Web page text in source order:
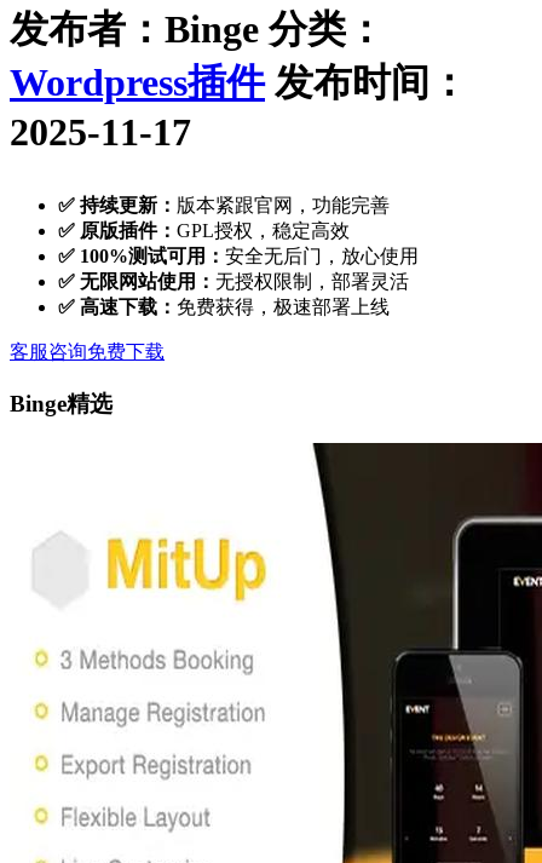
发布者：Binge 分类：
Wordpress插件 发布时间：
2025-11-17
✅ 持续更新： 版本紧跟官网，功能完善
✅ 原版插件： GPL授权，稳定高效
✅ 100%测试可用： 安全无后门，放心使用
✅ 无限网站使用： 无授权限制，部署灵活
✅ 高速下载： 免费获得，极速部署上线
客服咨询免费下载
Binge精选